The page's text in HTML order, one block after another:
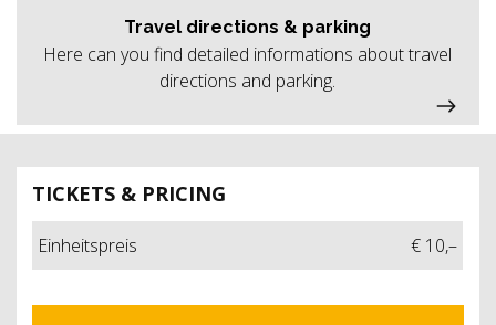
TICKETS & PRICING
Einheitspreis € 10,–
Travel directions & parking
Here can you find detailed informations about travel
directions and parking.